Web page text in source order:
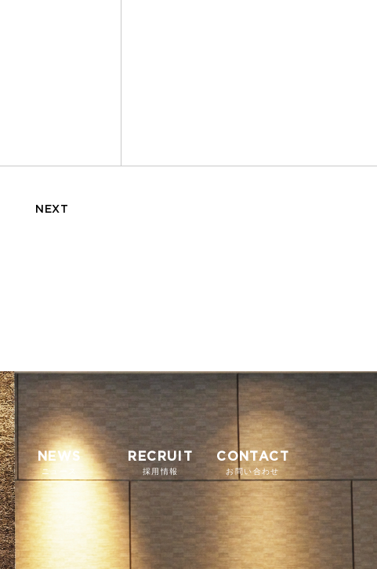
NEXT
NEWS
ニュース
RECRUIT
採用情報
CONTACT
お問い合わせ